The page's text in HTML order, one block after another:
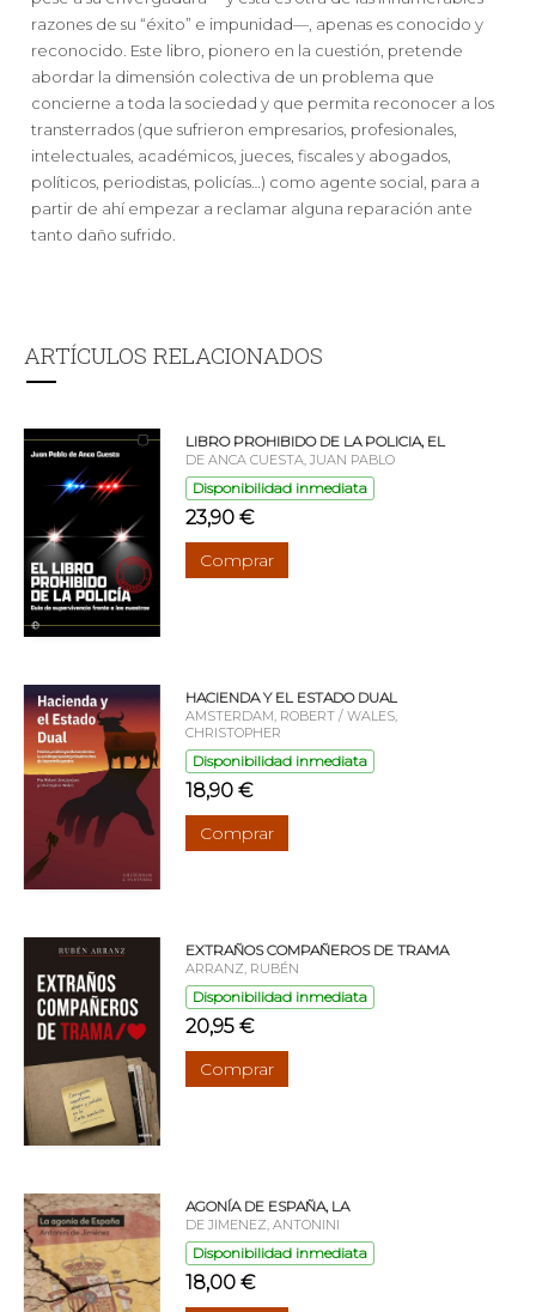
razones de su “éxito” e impunidad—, apenas es conocido y
reconocido. Este libro, pionero en la cuestión, pretende
abordar la dimensión colectiva de un problema que
concierne a toda la sociedad y que permita reconocer a los
transterrados (que sufrieron empresarios, profesionales,
intelectuales, académicos, jueces, fiscales y abogados,
políticos, periodistas, policías…) como agente social, para a
partir de ahí empezar a reclamar alguna reparación ante
tanto daño sufrido.
ARTÍCULOS RELACIONADOS
LIBRO PROHIBIDO DE LA POLICIA, EL
DE ANCA CUESTA, JUAN PABLO
Disponibilidad inmediata
23,90 €
Comprar
HACIENDA Y EL ESTADO DUAL
AMSTERDAM, ROBERT / WALES,
CHRISTOPHER
Disponibilidad inmediata
18,90 €
Comprar
EXTRAÑOS COMPAÑEROS DE TRAMA
ARRANZ, RUBÉN
Disponibilidad inmediata
20,95 €
Comprar
AGONÍA DE ESPAÑA, LA
DE JIMENEZ, ANTONINI
Disponibilidad inmediata
18,00 €